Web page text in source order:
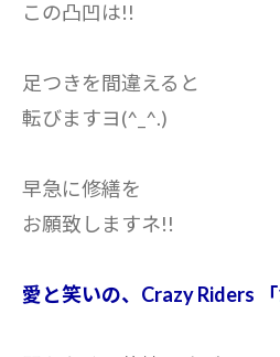
この凸凹は!!
足つきを間違えると
転びますヨ(^_^.)
早急に修繕を
お願致しますネ!!
愛と笑いの、Crazy Riders